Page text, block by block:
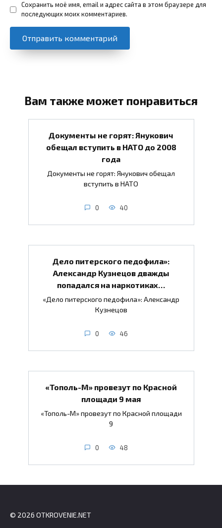
Сохранить моё имя, email и адрес сайта в этом браузере для
последующих моих комментариев.
Вам также может понравиться
Документы не горят: Янукович
обещал вступить в НАТО до 2008
года
Документы не горят: Янукович обещал
вступить в НАТО
0 40
Дело питерского педофила»:
Александр Кузнецов дважды
попадался на наркотиках…
«Дело питерского педофила»: Александр
Кузнецов
0 46
«Тополь-М» провезут по Красной
площади 9 мая
«Тополь-М» провезут по Красной площади
9
0 48
© 2026 OTKROVENIE.NET